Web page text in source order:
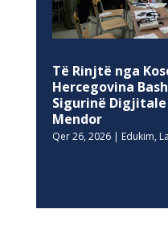
Të Rinjtë nga
Hercegovina
Sigurinë
Mendor
Qer 26, 2026| Edukim,